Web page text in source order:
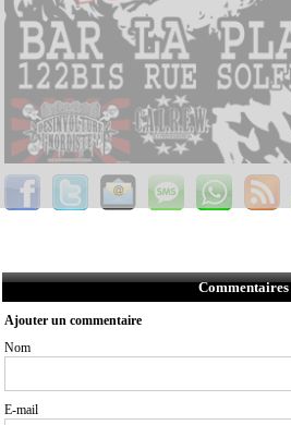
Commentaires
Ajouter un commentaire
Nom
E-mail